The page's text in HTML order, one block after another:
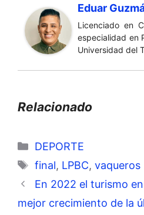
Eduar
Licenciado en
especialidad en
Universidad del
Relacionado
Categorías
DEPORTE
Etiquetas
final, LPBC, vaqueros
En 2022 el turismo
mejor crecimiento de la